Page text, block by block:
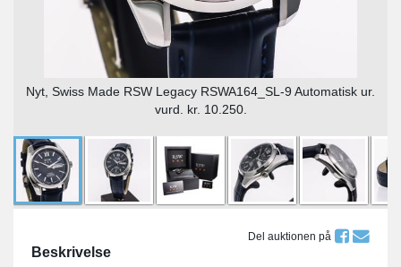
Nyt, Swiss Made RSW Legacy RSWA164_SL-9 Automatisk ur.
vurd. kr. 10.250.
Del auktionen på
Beskrivelse